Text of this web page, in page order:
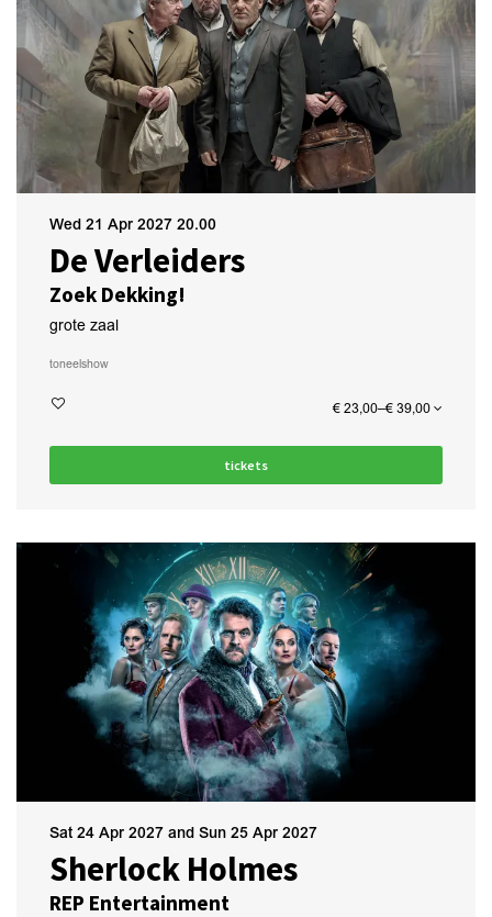
De Verleiders
Zoek Dekking!
Wed 21 Apr 2027 20.00
grote zaal
toneelshow
€ 23,00–€ 39,00
tickets
Sherlock Holmes
REP Entertainment
Sat 24 Apr 2027 and Sun 25 Apr 2027